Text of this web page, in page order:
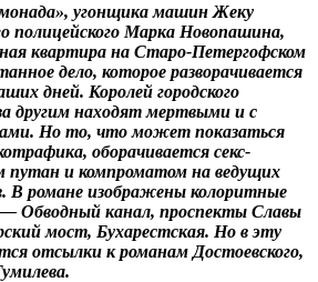
угонщика машин Жеку
полицейского Марка Новопашина,
квартира на Старо-Петергофском
дело, которое разворачивается
дней. Королей городского
другим находят мертвыми и с
Но то, что может показаться
оборачивается секс-
путан и компроматом на ведущих
В романе изображены колоритные
Обводный канал, проспекты Славы
мост, Бухарестская. Но в эту
отсылки к романам Достоевского,